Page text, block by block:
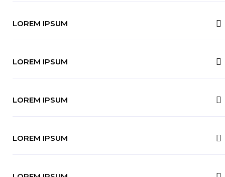
LOREM IPSUM
LOREM IPSUM
LOREM IPSUM
LOREM IPSUM